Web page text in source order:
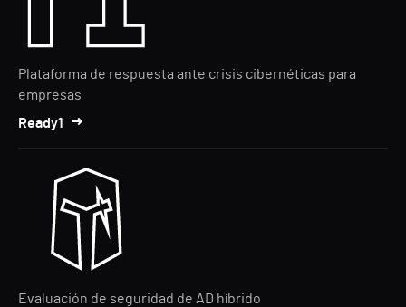
Plataforma de respuesta ante crisis cibernéticas para
empresas
Ready1
Evaluación de seguridad de AD híbrido